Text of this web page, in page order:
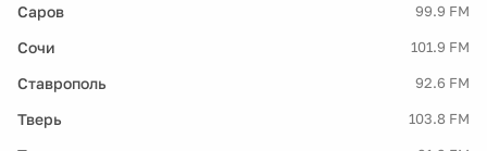
Саров 99.9 FM
Сочи 101.9 FM
Ставрополь 92.6 FM
Тверь 103.8 FM